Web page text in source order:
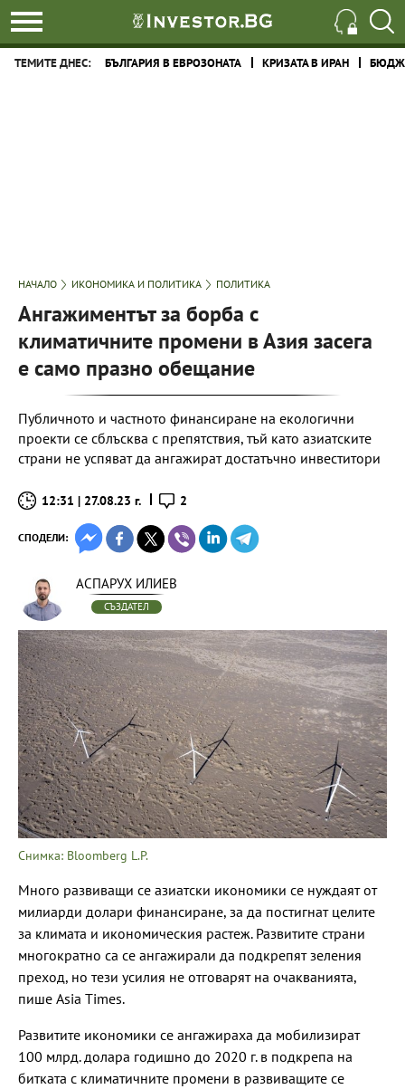
ТЕМИТЕ ДНЕС: БЪЛГАРИЯ В ЕВРОЗОНАТА КРИЗАТА В ИРАН
НАЧАЛО ИКОНОМИКА И ПОЛИТИКА ПОЛИТИКА
Ангажиментът за борба с
климатичните промени в Азия засега
е само празно обещание
Публичното и частното финансиране на екологични
проекти се сблъсква с препятствия, тъй като азиатските
страни не успяват да ангажират достатъчно инвеститори
12:31 | 27.08.23 г. 2
СПОДЕЛИ:
АСПАРУХ ИЛИЕВ
СЪЗДАТЕЛ
Снимка: Bloomberg L.P.
Много развиващи се азиатски икономики се нуждаят от
милиарди долари финансиране, за да постигнат целите
за климата и икономическия растеж. Развитите страни
многократно са се ангажирали да подкрепят зеления
преход, но тези усилия не отговарят на очакванията,
пише Asia Times.
Развитите икономики се ангажираха да мобилизират
100 млрд. долара годишно до 2020 г. в подкрепа на
битката с климатичните промени в развиващите се